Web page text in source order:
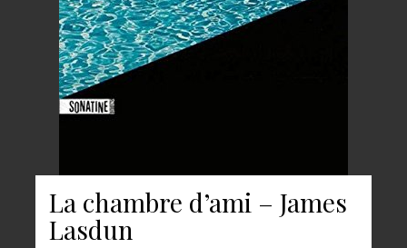
La chambre d’ami – James
Lasdun